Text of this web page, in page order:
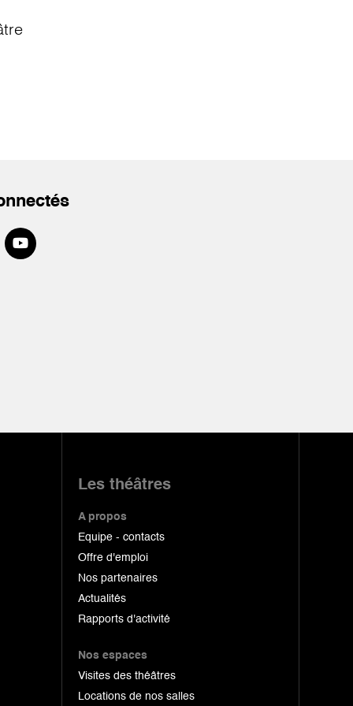
Les théâtres
A propos
Equipe - contacts
Offre d'emploi
Nos partenaires
Actualités
Rapports d'activité
Nos espaces
Visites des théâtres
Locations de nos salles